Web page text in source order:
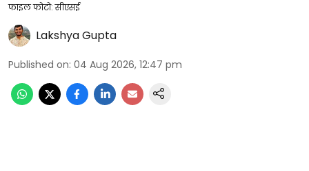
फाइल फोटो: सीएसई
Lakshya Gupta
Published on: 04 Aug 2026, 12:47 pm